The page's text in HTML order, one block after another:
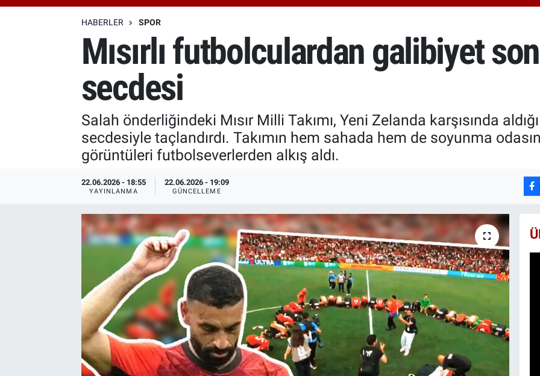
HABERLER SPOR
Mısırlı futbolculardan galibiyet
secdesi
Salah önderliğindeki Mısır Milli Takımı, Yeni Zelanda karşısında
secdesiyle taçlandırdı. Takımın hem sahada hem de soyunma
görüntüleri futbolseverlerden alkış aldı.
22.06.2026 - 18:55
YAYINLANMA
22.06.2026 - 19:09
GÜNCELLEME
Özel Haberler
Özel Haberler
Erişim Bilgileri
Haber Arşivi